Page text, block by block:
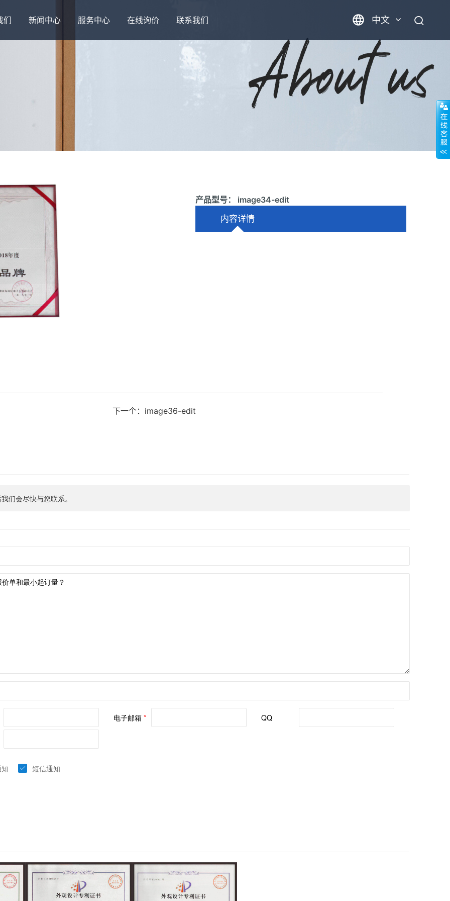
们 新闻中心 服务中心 在线询价 联系我们 中文
英语
产品型号： image34-edit
内容详情
下一个：image36-edit